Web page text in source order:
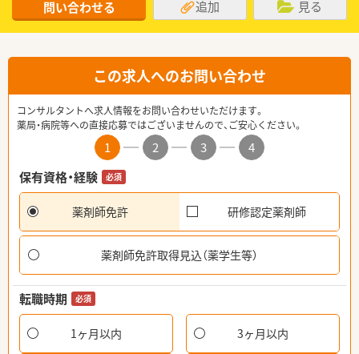
問い合わせる 追加 見る
この求人へのお問い合わせ
コンサルタントへ求人情報をお問い合わせいただけます。
薬局・病院等への直接応募ではございませんので、ご安心ください。
1 2 3
4
保有資格・経験
必須
薬剤師免許 研修認定薬剤師
薬剤師免許取得見込（薬学生等）
転職時期 必須
1ヶ月以内 3ヶ月以内